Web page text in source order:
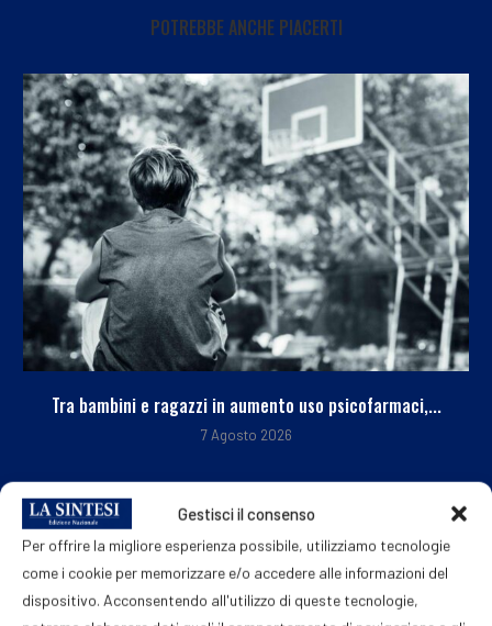
Gestisci il consenso
Per offrire la migliore esperienza possibile, utilizziamo tecnologie
come i cookie per memorizzare e/o accedere alle informazioni del
dispositivo. Acconsentendo all'utilizzo di queste tecnologie,
POTREBBE ANCHE PIACERTI
Tra bambini e ragazzi in aumento uso psicofarmaci,...
7 Agosto 2026